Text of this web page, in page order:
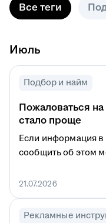
Все теги
Июль
Подбор и найм
Пожаловаться
стало проще
Если информация
сообщить об этом
21.07.2026
Рекламные